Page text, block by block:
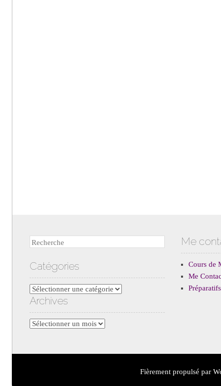
Recherche
Catégories
Catégories
Archives
Archives
Me
Cours de
Me
Fièrement propulsé par